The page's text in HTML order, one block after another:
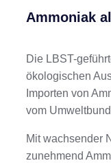
Ammoniak
Die LBST-
ökologischen
Importen von
vom
Mit wachsender
zunehmend